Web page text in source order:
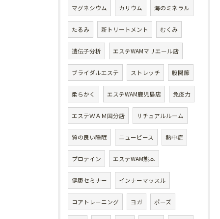
マグネシウム カリウム 海のミネラル
たるみ 新トリートメント むくみ
遺伝子分析 エステWAMマリエール店
ブライダルエステ ストレッチ 股関節
柔らかく エステWAM鹿児島店 免疫力
エステＷＡＭ国分店 リチュアルルーム
質の良い睡眠 ニューピース 熱中症
プロテイン エステWAM熊本
健康セミナー インナーマッスル
コアトレーニング ヨガ ポーズ